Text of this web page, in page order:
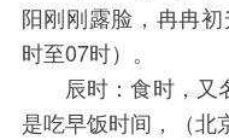
阳刚刚露脸，冉冉
时至07时）。
辰时：食时，又名
是吃早饭时间，（北